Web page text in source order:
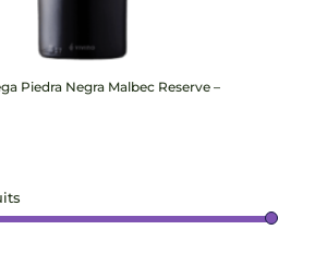
Piedra Negra Malbec Reserve –